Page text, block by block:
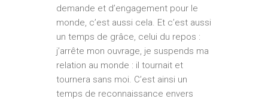
demande et d’engagement pour le
monde, c’est aussi cela. Et c’est aussi
un temps de grâce, celui du repos :
j’arrête mon ouvrage, je suspends ma
relation au monde : il tournait et
tournera sans moi. C’est ainsi un
temps de reconnaissance envers